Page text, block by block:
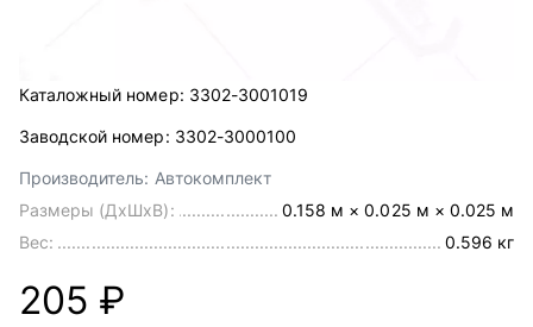
Каталожный номер: 3302-3001019
Заводской номер: 3302-3000100
Производитель: Автокомплект
Размеры (ДхШхВ):
0.158 м × 0.025 м × 0.025 м
Вес:
0.596 кг
205 ₽